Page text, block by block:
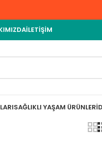
İLETIŞIM
SAĞLIKLI YAŞAM ÜRÜNLERI